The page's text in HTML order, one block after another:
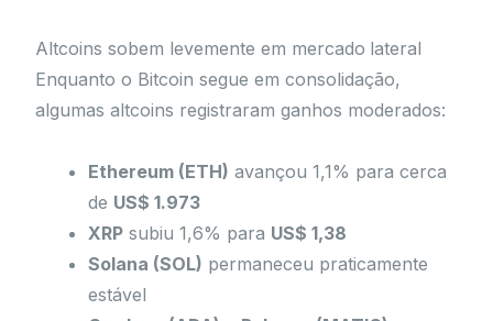
Altcoins sobem levemente em mercado lateral
Enquanto o Bitcoin segue em consolidação,
algumas altcoins registraram ganhos moderados:
Ethereum (ETH) avançou 1,1% para cerca
de US$ 1.973
XRP subiu 1,6% para US$ 1,38
Solana (SOL) permaneceu praticamente
estável